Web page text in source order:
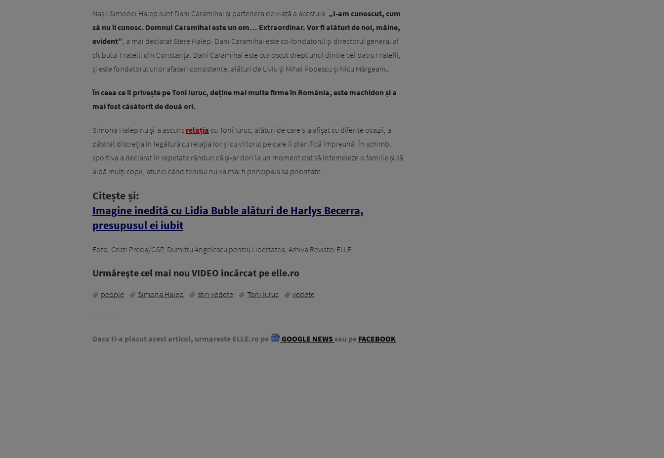
Nașii Simonei Halep sunt Dani Caramihai și partenera de viață a acestuia. „I-am cunoscut, cum
să nu îi cunosc. Domnul Caramihai este un om… Extraordinar. Vor fi alături de noi, mâine,
evident”, a mai declarat Stere Halep. Dani Caramihai este co-fondatorul şi directorul general al
clubului Fratelli din Constanța. Dani Caramihai este cunoscut drept unul dintre cei patru Fratelli,
și este fondatorul unor afaceri consistente, alături de Liviu și Mihai Popescu și Nicu Mărgeanu.
În ceea ce îl privește pe Toni Iuruc, deține mai multe firme în România, este machidon și a
mai fost căsătorit de două ori.
Simona Halep nu și-a ascuns relația cu Toni Iuruc, alături de care s-a afișat cu diferite ocazii, a
păstrat discreția în legătură cu relația lor și cu viitorul pe care îl planifică împreună. În schimb,
sportiva a declarat în repetate rânduri că și-ar dori la un moment dat să întemeieze o familie și să
aibă mulți copii, atunci când tenisul nu va mai fi principala sa prioritate.
Citește și:
Imagine inedită cu Lidia Buble alături de Harlys Becerra,
presupusul ei iubit
Foto: Cristi Preda/GSP, Dumitru Angelescu pentru Libertatea, Arhiva Revistei ELLE
Urmăreşte cel mai nou VIDEO incărcat pe elle.ro
people Simona Halep stiri vedete Toni Iuruc vedete
Daca ti-a placut acest articol, urmareste ELLE.ro pe GOOGLE NEWS sau pe FACEBOOK